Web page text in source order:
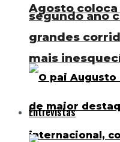
Agosto coloca
grandes
segundo ano
mais
Entrevistas